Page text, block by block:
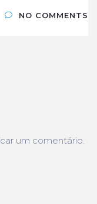
NO COMMENTS
um comentário.